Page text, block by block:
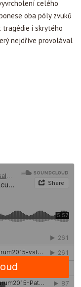
celého
oba póly zvuků
tragédie i skrytého
nejdříve provolával